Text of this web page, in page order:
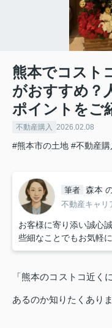
熊本でコスト
がおすすめ？
ポイントをご
不動産購入 2026.02.08
#熊本市の土地 #不動産購
筆者 森本
不動産キャリ
お客様に寄り添い誠心
些細なことでもお気軽
「熊本のコストコ近く
あるのか知りたくありま